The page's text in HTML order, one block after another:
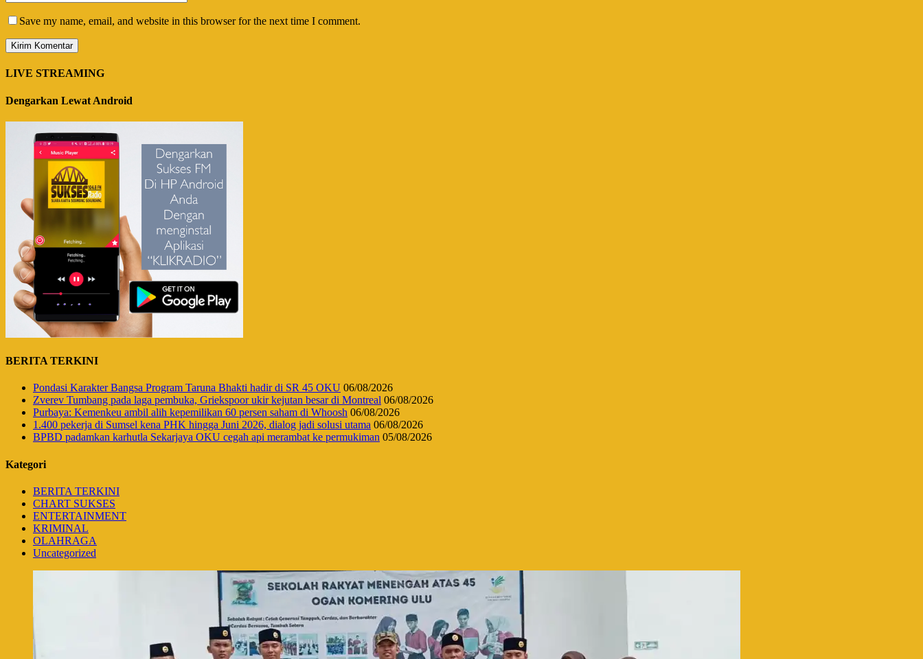
Save my name, email, and website in this browser for the next time I comment.
LIVE STREAMING
Dengarkan Lewat Android
BERITA TERKINI
Pondasi Karakter Bangsa Program Taruna Bhakti hadir di SR 45 OKU 06/08/2026
Zverev Tumbang pada laga pembuka, Griekspoor ukir kejutan besar di Montreal 06/08/2026
Purbaya: Kemenkeu ambil alih kepemilikan 60 persen saham di Whoosh 06/08/2026
1.400 pekerja di Sumsel kena PHK hingga Juni 2026, dialog jadi solusi utama 06/08/2026
BPBD padamkan karhutla Sekarjaya OKU cegah api merambat ke permukiman 05/08/2026
Kategori
BERITA TERKINI
CHART SUKSES
ENTERTAINMENT
KRIMINAL
OLAHRAGA
Uncategorized